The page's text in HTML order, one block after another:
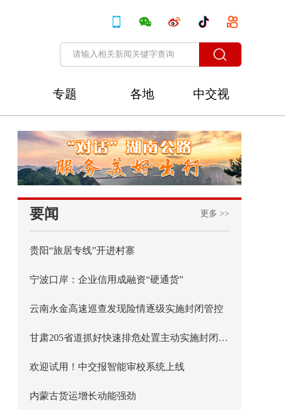
专题 各地
中交视
讯
要闻 更多 >>
贵阳“旅居专线”开进村寨
宁波口岸：企业信用成融资“硬通货”
云南永金高速巡查发现险情逐级实施封闭管控
甘肃205省道抓好快速排危处置主动实施封闭管控
欢迎试用！中交报智能审校系统上线
内蒙古货运增长动能强劲